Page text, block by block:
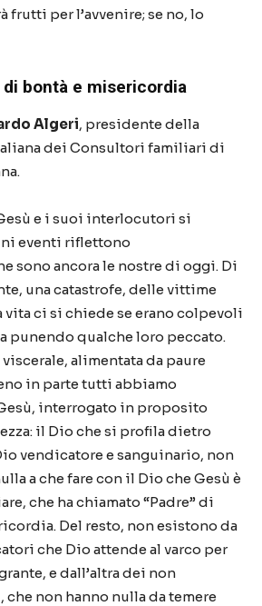
frutti per l’avvenire; se no, lo
bontà e misericordia
Algeri, presidente della
dei Consultori familiari di
e i suoi interlocutori si
eventi riflettono
sono ancora le nostre di oggi. Di
una catastrofe, delle vittime
vita ci si chiede se erano colpevoli
punendo qualche loro peccato.
alimentata da paure
in parte tutti abbiamo
interrogato in proposito
il Dio che si profila dietro
vendicatore e sanguinario, non
a che fare con il Dio che Gesù è
che ha chiamato “Padre” di
Del resto, non esistono da
che Dio attende al varco per
e dall’altra dei non
non hanno nulla da temere